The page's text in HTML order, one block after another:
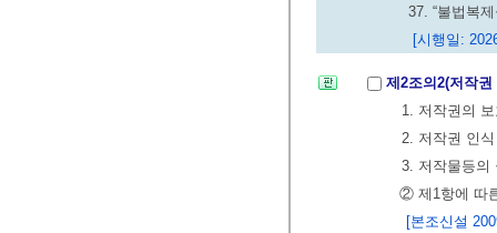
37. “불법복
[시행일:
제2조의2(저작
1. 저작권의
2. 저작권 인
3. 저작물등의
② 제1항에 따
[본조신설